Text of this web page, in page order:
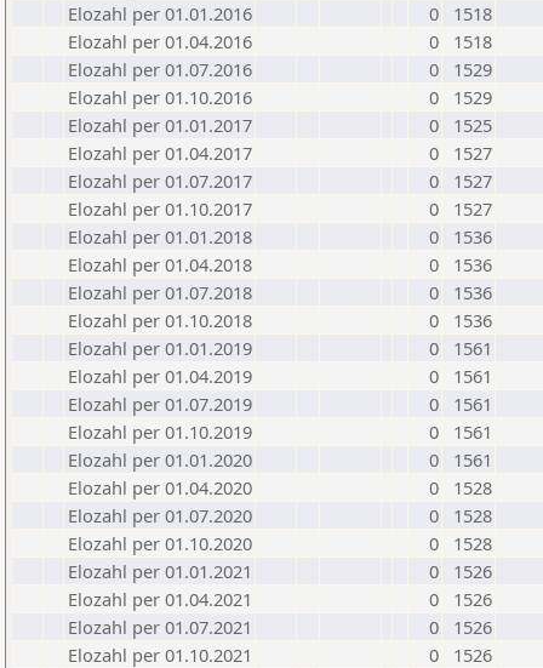
Elozahl per 01.01.2016
0
1518
Elozahl per 01.04.2016
0
1518
Elozahl per 01.07.2016
0
1529
Elozahl per 01.10.2016
0
1529
Elozahl per 01.01.2017
0
1525
Elozahl per 01.04.2017
0
1527
Elozahl per 01.07.2017
0
1527
Elozahl per 01.10.2017
0
1527
Elozahl per 01.01.2018
0
1536
Elozahl per 01.04.2018
0
1536
Elozahl per 01.07.2018
0
1536
Elozahl per 01.10.2018
0
1536
Elozahl per 01.01.2019
0
1561
Elozahl per 01.04.2019
0
1561
Elozahl per 01.07.2019
0
1561
Elozahl per 01.10.2019
0
1561
Elozahl per 01.01.2020
0
1561
Elozahl per 01.04.2020
0
1528
Elozahl per 01.07.2020
0
1528
Elozahl per 01.10.2020
0
1528
Elozahl per 01.01.2021
0
1526
Elozahl per 01.04.2021
0
1526
Elozahl per 01.07.2021
0
1526
Elozahl per 01.10.2021
0
1526